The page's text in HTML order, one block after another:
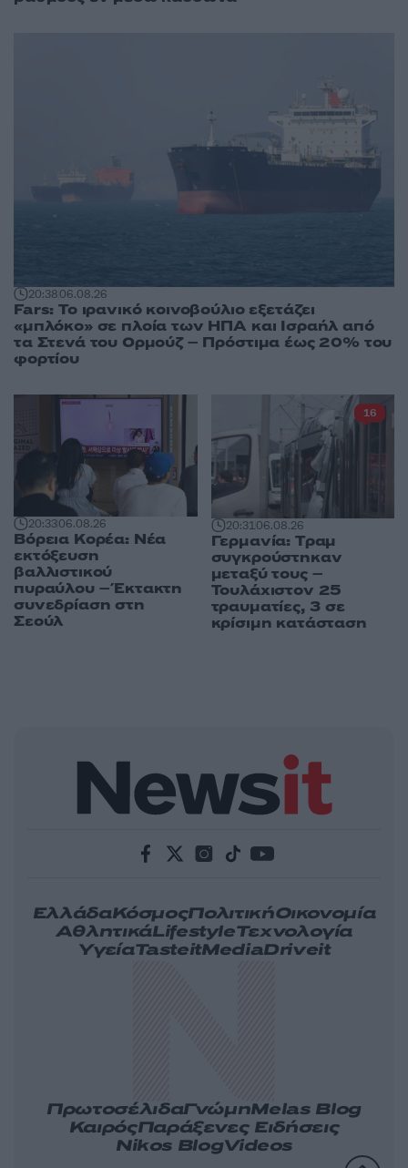
20:3806.08.26
Fars: Το ιρανικό κοινοβούλιο εξετάζει
«μπλόκο» σε πλοία των ΗΠΑ και Ισραήλ από
τα Στενά του Ορμούζ – Πρόστιμα έως 20% του
φορτίου
20:3306.08.26
Βόρεια Κορέα: Νέα
εκτόξευση
βαλλιστικού
πυραύλου – Έκτακτη
συνεδρίαση στη
Σεούλ
20:3106.08.26
Γερμανία: Tραμ
συγκρούστηκαν
μεταξύ τους –
Τουλάχιστον 25
τραυματίες, 3 σε
κρίσιμη κατάσταση
16
ΕλλάδαΚόσμοςΠολιτικήΟικονομία
ΑθλητικάLifestyleΤεχνολογία
ΥγείαTasteitMediaDriveit
ΠρωτοσέλιδαΓνώμηMelas Blog
ΚαιρόςΠαράξενες Ειδήσεις
Nikos BlogVideos